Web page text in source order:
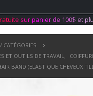
ratuite surpanier de 100$ etplu
CATÉGORIES
ET OUTILS DE TRAVAIL ,
BAND (ELASTIQUE CHEVEUX